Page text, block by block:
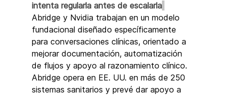
intenta regularla antes de escalarla
Abridge y Nvidia trabajan en un modelo
fundacional diseñado específicamente
para conversaciones clínicas, orientado a
mejorar documentación, automatización
de flujos y apoyo al razonamiento clínico.
Abridge opera en EE. UU. en más de 250
sistemas sanitarios y prevé dar apoyo a